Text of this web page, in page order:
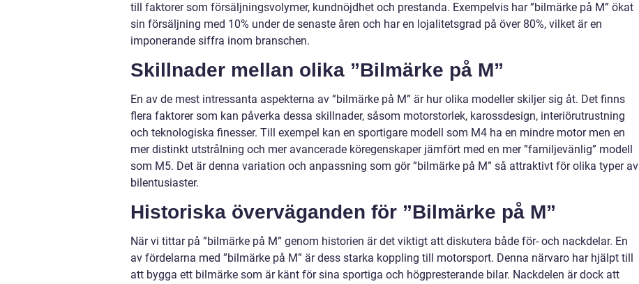
till faktorer som försäljningsvolymer, kundnöjdhet och prestanda. Exempelvis har ”bilmärke på M” ökat
sin försäljning med 10% under de senaste åren och har en lojalitetsgrad på över 80%, vilket är en
imponerande siffra inom branschen.
Skillnader mellan olika ”Bilmärke på M”
En av de mest intressanta aspekterna av ”bilmärke på M” är hur olika modeller skiljer sig åt. Det finns
flera faktorer som kan påverka dessa skillnader, såsom motorstorlek, karossdesign, interiörutrustning
och teknologiska finesser. Till exempel kan en sportigare modell som M4 ha en mindre motor men en
mer distinkt utstrålning och mer avancerade köregenskaper jämfört med en mer ”familjevänlig” modell
som M5. Det är denna variation och anpassning som gör ”bilmärke på M” så attraktivt för olika typer av
bilentusiaster.
Historiska överväganden för ”Bilmärke på M”
När vi tittar på ”bilmärke på M” genom historien är det viktigt att diskutera både för- och nackdelar. En
av fördelarna med ”bilmärke på M” är dess starka koppling till motorsport. Denna närvaro har hjälpt till
att bygga ett bilmärke som är känt för sina sportiga och högpresterande bilar. Nackdelen är dock att